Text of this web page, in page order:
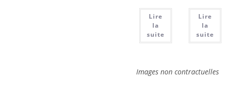
Lire
la
suite
Lire
la
suite
Images non contractuelles